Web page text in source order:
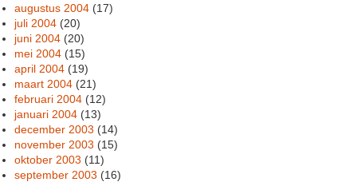
augustus 2004 (17)
juli 2004 (20)
juni 2004 (20)
mei 2004 (15)
april 2004 (19)
maart 2004 (21)
februari 2004 (12)
januari 2004 (13)
december 2003 (14)
november 2003 (15)
oktober 2003 (11)
september 2003 (16)